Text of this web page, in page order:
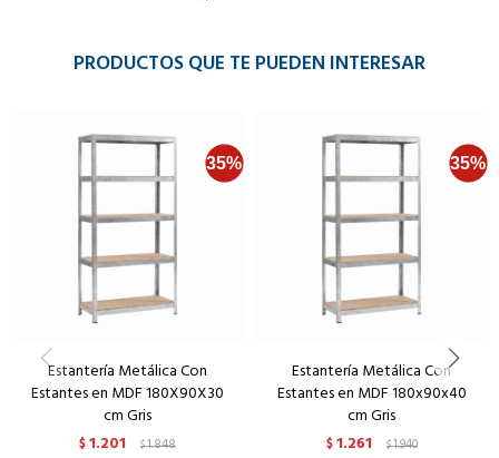
PRODUCTOS QUE TE PUEDEN INTERESAR
Estantería Metálica Con
Estantes en MDF 180X90X30
cm Gris
$1.201 $1.848
Estantería Metálica Con
Estantes en MDF 180x90x40
cm Gris
$1.261 $1.940